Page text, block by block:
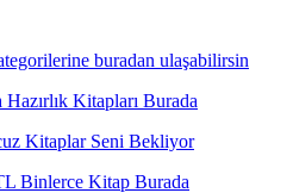
buradan ulaşabilirsin
Hazırlık Kitapları Burada
Kitaplar Seni Bekliyor
Binlerce Kitap Burada